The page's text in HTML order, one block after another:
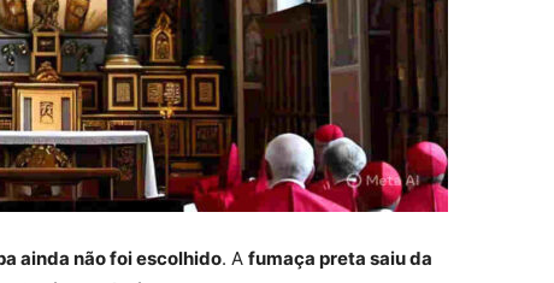
ainda não foi escolhido. A fumaça preta saiu da